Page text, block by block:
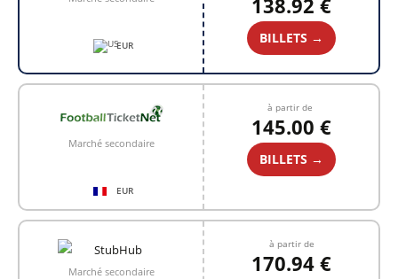
EUR
138.92 €
BILLETS →
Marché secondaire
EUR
à partir de
145.00 €
BILLETS →
Marché secondaire
à partir de
170.94 €